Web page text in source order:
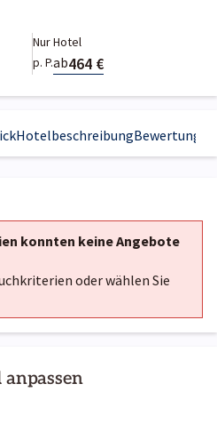
Nur Hotel
p. P.ab464 €
HotelbeschreibungBewertungen
konnten keine Angebote
oder wählen Sie